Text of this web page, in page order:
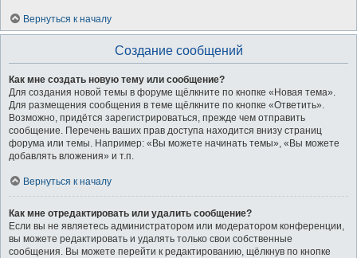
Вернуться к началу
Создание сообщений
Как мне создать новую тему или сообщение?
Для создания новой темы в форуме щёлкните по кнопке «Новая тема».
Для размещения сообщения в теме щёлкните по кнопке «Ответить».
Возможно, придётся зарегистрироваться, прежде чем отправить
сообщение. Перечень ваших прав доступа находится внизу страниц
форума или темы. Например: «Вы можете начинать темы», «Вы можете
добавлять вложения» и т.п.
Вернуться к началу
Как мне отредактировать или удалить сообщение?
Если вы не являетесь администратором или модератором конференции,
вы можете редактировать и удалять только свои собственные
сообщения. Вы можете перейти к редактированию, щёлкнув по кнопке